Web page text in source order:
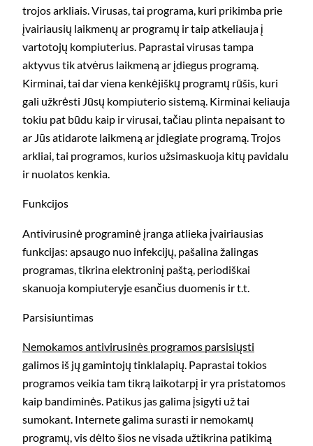
trojos arkliais. Virusas, tai programa, kuri prikimba prie
įvairiausių laikmenų ar programų ir taip atkeliauja į
vartotojų kompiuterius. Paprastai virusas tampa
aktyvus tik atvėrus laikmeną ar įdiegus programą.
Kirminai, tai dar viena kenkėjiškų programų rūšis, kuri
gali užkrėsti Jūsų kompiuterio sistemą. Kirminai keliauja
tokiu pat būdu kaip ir virusai, tačiau plinta nepaisant to
ar Jūs atidarote laikmeną ar įdiegiate programą. Trojos
arkliai, tai programos, kurios užsimaskuoja kitų pavidalu
ir nuolatos kenkia.
Funkcijos
Antivirusinė programinė įranga atlieka įvairiausias
funkcijas: apsaugo nuo infekcijų, pašalina žalingas
programas, tikrina elektroninį paštą, periodiškai
skanuoja kompiuteryje esančius duomenis ir t.t.
Parsisiuntimas
Nemokamos antivirusinės programos parsisiųsti
galimos iš jų gamintojų tinklalapių. Paprastai tokios
programos veikia tam tikrą laikotarpį ir yra pristatomos
kaip bandiminės. Patikus jas galima įsigyti už tai
sumokant. Internete galima surasti ir nemokamų
programų, vis dėlto šios ne visada užtikrina patikimą